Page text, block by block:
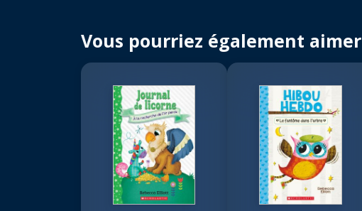
Vous pourriez également aimer